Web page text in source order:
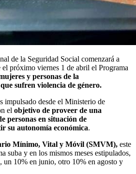
de la Seguridad Social comenzará a
el próximo viernes 1 de abril el Programa
y personas de la
sufren violencia de género.
impulsado desde el Ministerio de
el objetivo de proveer de una
personas en situación de
su autonomía económica.
Mínimo, Vital y Móvil (SMVM), este
suba y en los mismos meses estipulados,
un 10% en junio, otro 10% en agosto y